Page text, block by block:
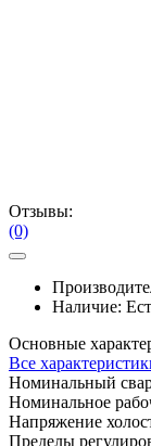
Отзывы:
(0)
Наличие:
Основные
Все
Номинальный
Номинальное
Напряжение
Пределы